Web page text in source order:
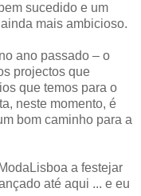
sucedido e um
mais ambicioso.
ano passado – o
projectos que
que temos para o
neste momento, é
bom caminho para a
a festejar
até aqui ... e eu